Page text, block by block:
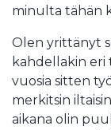
minulta tähän
Olen yrittänyt
kahdellakin eri
vuosia sitten
merkitsin
aikana olin